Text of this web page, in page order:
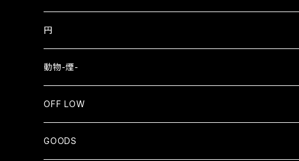
円
EN
長袖Tシャツ
スウェット
動物-煙-
NEKO⇄OKEN
長袖Tシャツ
SMOKE WOLF⇄狼煙
OFF LOW
SENTO
GOODS